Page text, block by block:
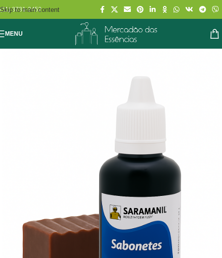
Skip to main content
(11) 3731-2452
MENU